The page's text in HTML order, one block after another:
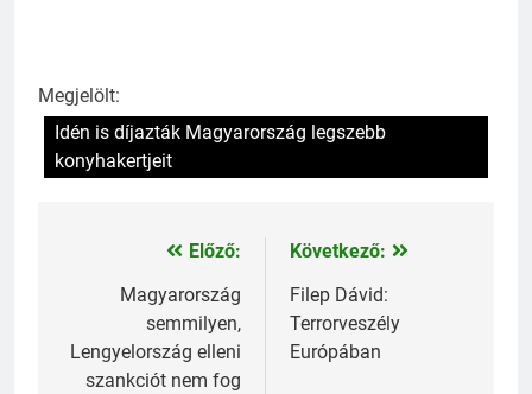
Megjelölt:
Idén is díjazták Magyarország legszebb
konyhakertjeit
Bejegyzés
navigáció
Előző:
Magyarország
semmilyen,
Lengyelország elleni
szankciót nem fog
Következő:
Filep Dávid:
Terrorveszély
Európában